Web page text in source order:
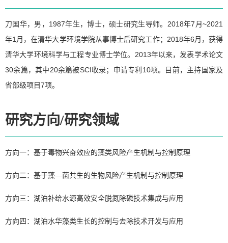
刀国华，男，1987年生，博士，硕士研究生导师。2018年7月~2021
年1月，在清华大学环境学院从事博士后研究工作；2018年6月，获得
清华大学环境科学与工程专业博士学位。2013年以来，发表学术论文
30余篇，其中20余篇被SCI收录；申请专利10项。目前，主持国家及
省部级项目7项。
研究方向/研究领域
方向一：基于毒物兴奋效应的藻类风险产生机制与控制原理
方向二：基于藻—菌共生的生物风险产生机制与控制原理
方向三：湖泊补给水源高效安全脱氮除磷技术集成与应用
方向四：湖泊水华藻类生长的控制与去除技术开发与应用